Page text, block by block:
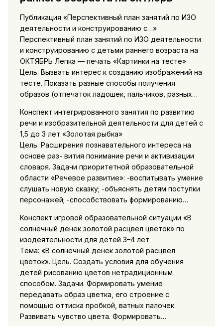
Публикация «Перспективный план занятий по ИЗО
деятельности и конструированию с…»
Перспективный план занятий по ИЗО деятельности
и конструированию с детьми раннего возраста на
ОКТЯБРЬ Лепка — печать «Картинки на тесте»
Цель. Вызвать интерес к созданию изображений на
тесте. Показать разные способы получения
образов (отпечаток ладошек, пальчиков, разных…
Конспект интегрированного занятия по развитию
речи и изобразительной деятельности для детей с
1,5 до 3 лет «Золотая рыбка»
Цель: Расширения познавательного интереса на
основе раз- вития понимание речи и активизации
словаря. Задачи приоритетной образовательной
области «Речевое развитие»: -воспитывать умение
слушать новую сказку; -объяснять детям поступки
персонажей; -способствовать формированию…
Конспект игровой образовательной ситуации «В
солнечный денек золотой расцвел цветок» по
изодеятельности для детей 3–4 лет
Тема: «В солнечный денек золотой расцвел
цветок». Цель. Создать условия для обучения
детей рисованию цветов нетрадиционным
способом. Задачи. Формировать умение
передавать образ цветка, его строение с
помощью оттиска пробкой, ватных палочек.
Развивать чувство цвета. Формировать…